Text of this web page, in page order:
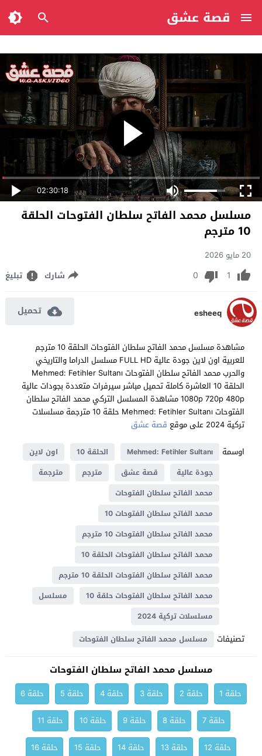
قصة عشق
02:30:18
مسلسل محمد الفاتح سلطان الفتوحات الحلقة
10 مترجم
20 مايو 2026
1
0 شارك تبليغ
esheeq تحميل
مشاهدة مسلسل محمد الفاتح سلطان الفتوحات الحلقة 10 مترجم
للعربية اون لاين جودة عالية FULL HD مسلسل الدراما والتاريخي
والحرب محمد الفاتح سلطان الفتوحات Mehmed: Fetihler Sultanı
الحلقة 10 العاشرة كاملة تحميل مباشر سيرفرات متعددة بجودات عالية
1080p 720p 480p مشاهدة المسلسل التركي محمد الفاتح سلطان
الفتوحات Mehmed: Fetihler Sultanı حلقة 10 مترجمة مسلسلات
تركية 2024 على موقع
قصة عشق
اوسمة
Mehmed: Fetihler Sultanı الحلقة 10
اون لاين
جودة عالية
قصة عشق مترجم
مترجمة
محمد الفاتح سلطان الفتوحات
محمد الفاتح سلطان الفتوحات 10
محمد الفاتح سلطان الفتوحات 10 مترجم
محمد الفاتح سلطان الفتوحات الحلقة 10
محمد الفاتح سلطان الفتوحات الحلقة 10 مترجم
محمد الفاتح سلطان الفتوحات حلقة 10
مسلسل
مسلسلات تركية 2024
تصنيفات مسلسل محمد الفاتح سلطان الفتوحات
مسلسل محمد الفاتح سلطان الفتوحات
حلقة 1 حلقة 2 حلقة 3 حلقة 4 حلقة 5
حلقة 6
حلقة 7
حلقة 8 حلقة 9 حلقة 10
حلقة 11
حلقة 12
حلقة 13 حلقة 14 حلقة 15
حلقة 16